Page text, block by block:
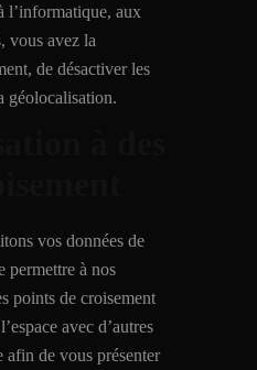
l’informatique, aux
vous avez la
de désactiver les
géolocalisation.
vos données de
permettre à nos
points de croisement
avec d’autres
de vous présenter